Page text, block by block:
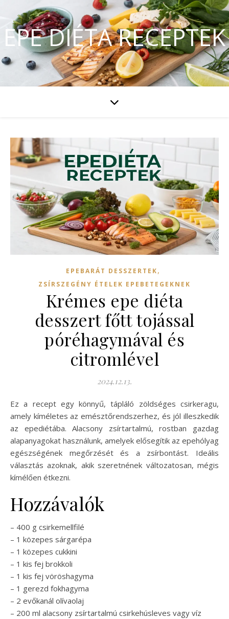
EPE DIÉTA RECEPTEK
EPEBARÁT DESSZERTEK,
ZSÍRSZEGÉNY ÉTELEK EPEBETEGEKNEK
Krémes epe diéta
desszert főtt tojással
póréhagymával és
citromlével
2024.12.13.
Ez a recept egy könnyű, tápláló zöldséges csirkeragu,
amely kíméletes az emésztőrendszerhez, és jól illeszkedik
az epediétába. Alacsony zsírtartalmú, rostban gazdag
alapanyagokat használunk, amelyek elősegítik az epehólyag
egészségének megőrzését és a zsírbontást. Ideális
választás azoknak, akik szeretnének változatosan, mégis
kímélően étkezni.
Hozzávalók
– 400 g csirkemellfilé
– 1 közepes sárgarépa
– 1 közepes cukkini
– 1 kis fej brokkoli
– 1 kis fej vöröshagyma
– 1 gerezd fokhagyma
– 2 evőkanál olívaolaj
– 200 ml alacsony zsírtartalmú csirkehúsleves vagy víz